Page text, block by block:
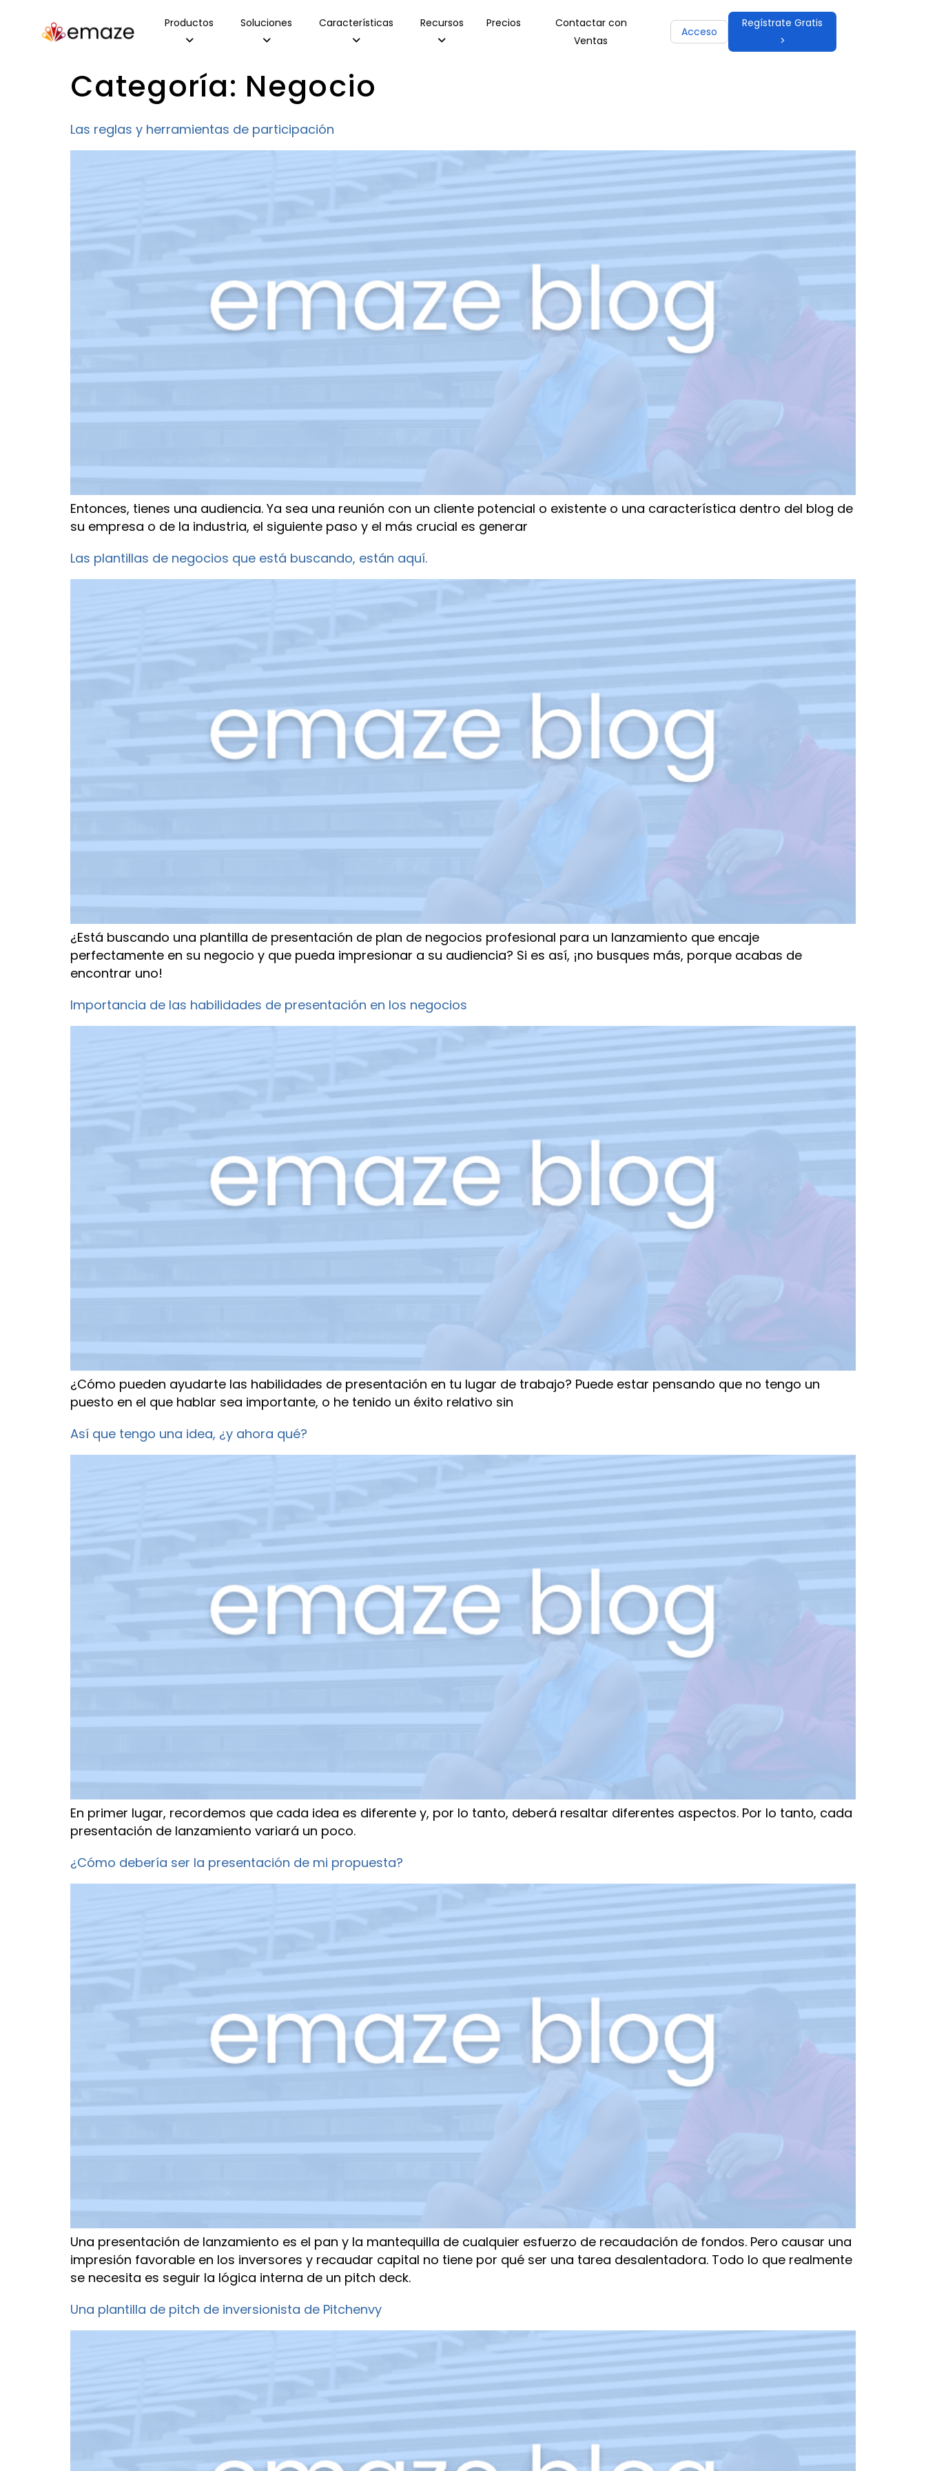
Productos Soluciones Características Recursos Precios
Contactar con
Ventas
Acceso
Regístrate Gratis
>
Categoría: Negocio
Las reglas y herramientas de participación
Entonces, tienes una audiencia. Ya sea una reunión con un cliente potencial o existente o una característica dentro del blog de
su empresa o de la industria, el siguiente paso y el más crucial es generar
Las plantillas de negocios que está buscando, están aquí.
¿Está buscando una plantilla de presentación de plan de negocios profesional para un lanzamiento que encaje
perfectamente en su negocio y que pueda impresionar a su audiencia? Si es así, ¡no busques más, porque acabas de
encontrar uno!
Importancia de las habilidades de presentación en los negocios
¿Cómo pueden ayudarte las habilidades de presentación en tu lugar de trabajo? Puede estar pensando que no tengo un
puesto en el que hablar sea importante, o he tenido un éxito relativo sin
Así que tengo una idea, ¿y ahora qué?
En primer lugar, recordemos que cada idea es diferente y, por lo tanto, deberá resaltar diferentes aspectos. Por lo tanto, cada
presentación de lanzamiento variará un poco.
¿Cómo debería ser la presentación de mi propuesta?
Una presentación de lanzamiento es el pan y la mantequilla de cualquier esfuerzo de recaudación de fondos. Pero causar una
impresión favorable en los inversores y recaudar capital no tiene por qué ser una tarea desalentadora. Todo lo que realmente
se necesita es seguir la lógica interna de un pitch deck.
Una plantilla de pitch de inversionista de Pitchenvy